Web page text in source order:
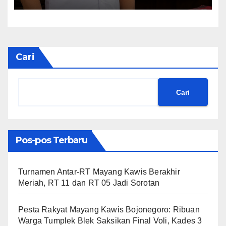
Lubuklinggau
Cari
Cari
Pos-pos Terbaru
Turnamen Antar-RT Mayang Kawis Berakhir
Meriah, RT 11 dan RT 05 Jadi Sorotan
​Pesta Rakyat Mayang Kawis Bojonegoro: Ribuan
Warga Tumplek Blek Saksikan Final Voli, Kades 3